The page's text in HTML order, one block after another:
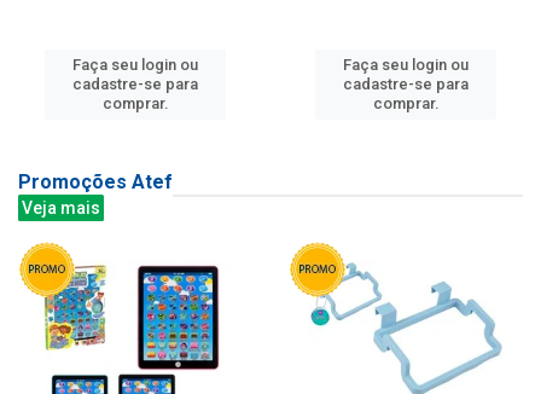
Faça seu login ou
cadastre-se para
comprar.
Faça seu login ou
cadastre-se para
comprar.
Promoções Atef
Veja mais